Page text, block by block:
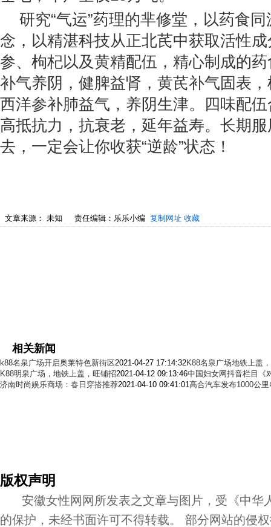
研究“气运”药理的芈修堂，以药食
念，以精湛科技从正北芪中获取活性
参、枸杞以及黄精配伍，精心制成的
补气养阴，健脾益肾，黄芪补气固表
西洋参补肺益气，养阴生津。四味配
高抵抗力，抗衰老，延年益寿。长期
去，一定会让你收获“逆龄”状态！
文章来源： 未知 责任编辑：乐乐小编 复制网址 收藏
相关新闻
k88名泉广场开启奥莱特色新街区2021-04-27 17:14:32K88名泉广场地铁上盖
K88明泉广场，地铁上盖，旺铺招2021-04-12 09:13:46中国妇女网抖音栏目《
济南时尚娱乐商场：春日穿搭推荐2021-04-10 09:41:01高合汽车发布1000公
版权声明
安徽女性网网所发表之文章与图片，受《中华
的保护，未经书面许可不得转载。 部分网站的侵